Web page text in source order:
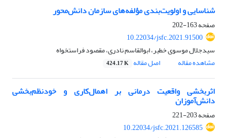
شناسایی و اولویت‌بندی مؤلفه‌های سازمان دانش‌محور
صفحه163-202
10.22034/jsfc.2021.91500
سیدجلال موسوی خطیر، ابوالقاسم نادری، مقصود فراستخواه
مشاهده مقاله
اصل مقاله 424.17 K
اثربخشی واقعیت درمانی بر اهمال‌کاری و خودنظم‌بخشی
دانش‌آموزان
صفحه203-221
10.22034/jsfc.2021.126585